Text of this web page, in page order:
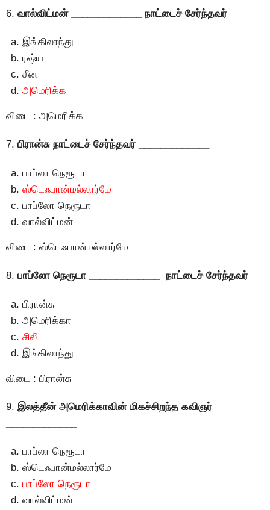
6. வால்விட்மன் _____________ நாட்டைச் சேர்ந்தவர்
இங்கிலாந்து
ரஷ்ய
சீன
அமெரிக்க
விடை : அமெரிக்க
7. பிரான்சு நாட்டைச் சேர்ந்தவர் _____________
பாப்லா நெரூடா
ஸ்டெஃபான்மல்லார்மே
பாப்லோ நெரூடா
வால்விட்மன்
விடை : ஸ்டெஃபான்மல்லார்மே
8. பாப்லோ நெரூடா _____________ நாட்டைச் சேர்ந்தவர்
பிரான்சு
அமெரிக்கா
சிலி
இங்கிலாந்து
விடை : பிரான்சு
9. இலத்தீன் அமெரிக்காவின் மிகச்சிறந்த கவிஞர்
பாப்லா நெரூடா
ஸ்டெஃபான்மல்லார்மே
பாப்லோ நெரூடா
வால்விட்மன்